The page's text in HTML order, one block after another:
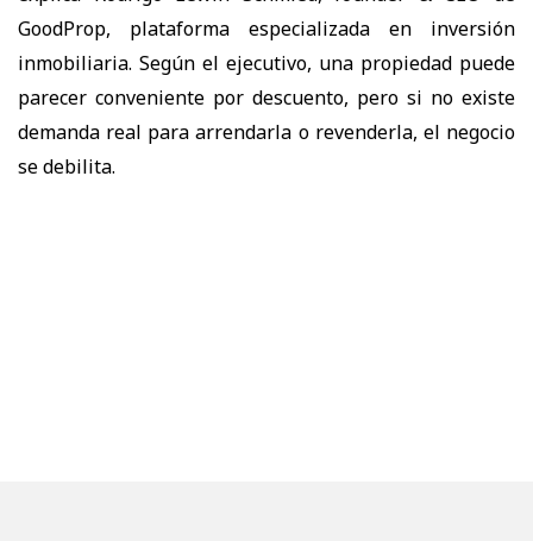
GoodProp, plataforma especializada en inversión
inmobiliaria. Según el ejecutivo, una propiedad puede
parecer conveniente por descuento, pero si no existe
demanda real para arrendarla o revenderla, el negocio
se debilita.